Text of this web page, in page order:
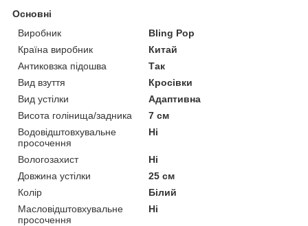
Основні
Виробник
Bling Pop
Країна виробник
Китай
Антиковзка підошва
Так
Вид взуття
Кросівки
Вид устілки
Адаптивна
Висота голінища/задника
7 см
Водовідштовхувальне
просочення
Ні
Вологозахист
Ні
Довжина устілки
25 см
Колір
Білий
Масловідштовхувальне
просочення
Ні